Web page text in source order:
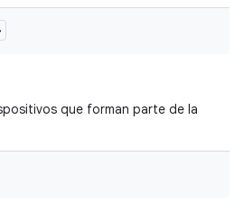
que forman parte de la